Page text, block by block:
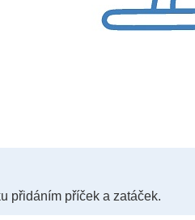
přidáním příček a zatáček.